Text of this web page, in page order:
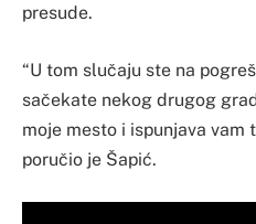
presude.
“U tom slučaju ste na
sačekate nekog drugog
moje mesto i ispunjava vam
poručio je Šapić.